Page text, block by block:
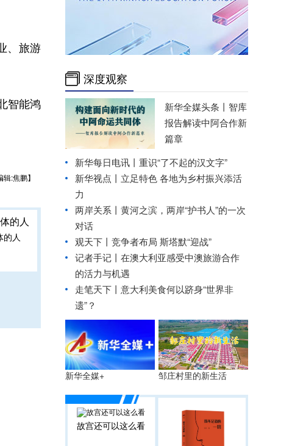
、旅游
智能鸿
辑:焦鹏】
的人
深度观察
新华全媒头条丨 智库
报告解读中阿合作新
篇章
新华每日电讯丨 重识“了不起的汉文字”
新华视点丨 立足特色 各地为乡村振兴添活
力
两岸关系丨 黄河之滨，两岸“护书人”的一次
对话
观天下丨竞争者布局 斯塔默“迎战”
记者手记丨在澳大利亚感受中澳旅游合作
的活力与机遇
走笔天下丨 意大利美食何以跻身“世界非
遗”？
新华全媒+ 邹庄村里的新生活
故宫还可以这么看